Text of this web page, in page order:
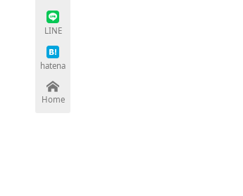
LINE
hatena
Home